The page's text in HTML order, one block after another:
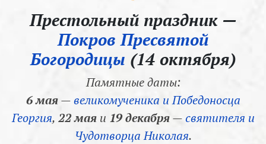
Престольный праздник —
Покров Пресвятой
Богородицы (14 октября)
Памятные даты:
6 мая—великомученика и Победоносца
Георгия, 22 маяи 19 декабря—святителя и
Чудотворца Николая.